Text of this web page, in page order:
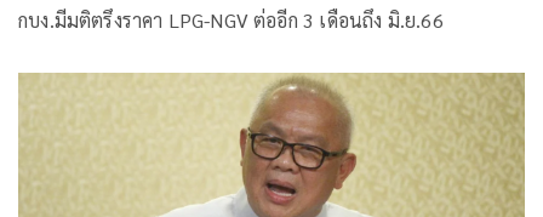
กบง.มีมติตรึงราคา LPG-NGV ต่ออีก 3 เดือนถึง มิ.ย.66